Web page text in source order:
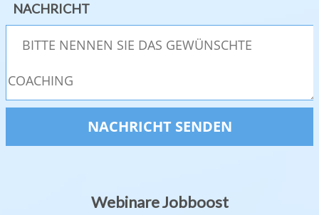
NACHRICHT
Webinare Jobboost